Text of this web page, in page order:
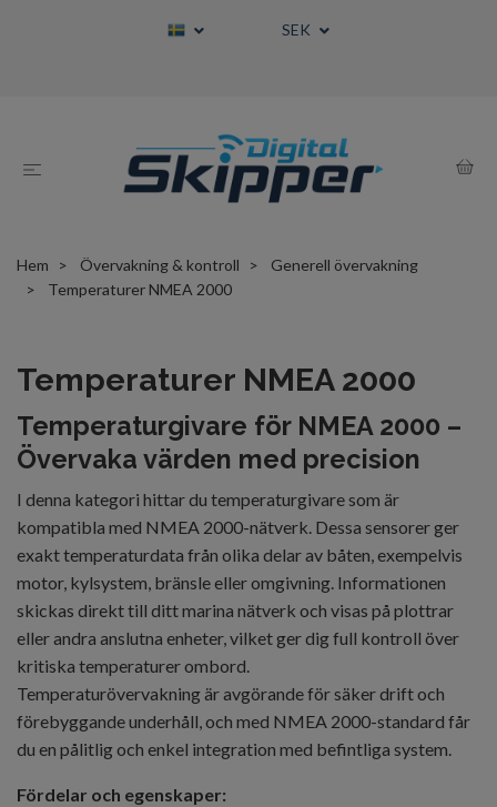
SEK
Hem Övervakning & kontroll
Generell övervakning
Temperaturer NMEA 2000
Temperaturer NMEA 2000
Temperaturgivare för NMEA 2000 –
Övervaka värden med precision
I denna kategori hittar du temperaturgivare som är
kompatibla med NMEA 2000-nätverk. Dessa sensorer ger
exakt temperaturdata från olika delar av båten, exempelvis
motor, kylsystem, bränsle eller omgivning. Informationen
skickas direkt till ditt marina nätverk och visas på plottrar
eller andra anslutna enheter, vilket ger dig full kontroll över
kritiska temperaturer ombord.
Temperaturövervakning är avgörande för säker drift och
förebyggande underhåll, och med NMEA 2000-standard får
du en pålitlig och enkel integration med befintliga system.
Fördelar och egenskaper: